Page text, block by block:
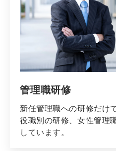
管理職研修
新任管理職への研修だけ
役職別の研修、女性管理
しています。